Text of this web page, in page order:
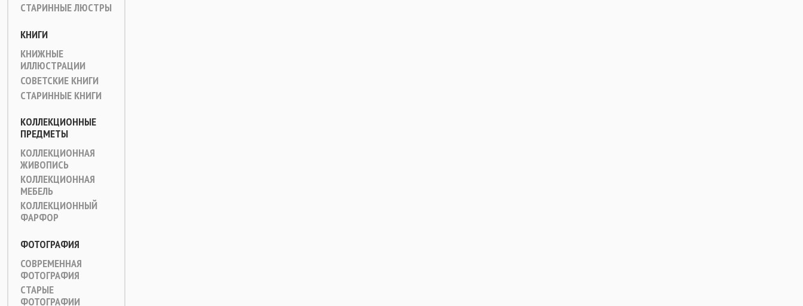
СТАРИННЫЕ ЛЮСТРЫ
КНИГИ
КНИЖНЫЕ
ИЛЛЮСТРАЦИИ
СОВЕТСКИЕ КНИГИ
СТАРИННЫЕ КНИГИ
КОЛЛЕКЦИОННЫЕ
ПРЕДМЕТЫ
КОЛЛЕКЦИОННАЯ
ЖИВОПИСЬ
КОЛЛЕКЦИОННАЯ
МЕБЕЛЬ
КОЛЛЕКЦИОННЫЙ
ФАРФОР
ФОТОГРАФИЯ
СОВРЕМЕННАЯ
ФОТОГРАФИЯ
СТАРЫЕ
ФОТОГРАФИИ